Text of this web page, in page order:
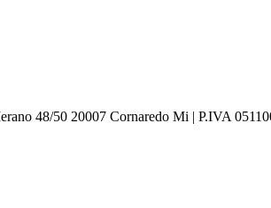
48/50 20007 Cornaredo Mi | P.IVA